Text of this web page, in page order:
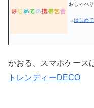
おしゃべ
→はじめ
かおる、スマホケース
トレンディーDECO